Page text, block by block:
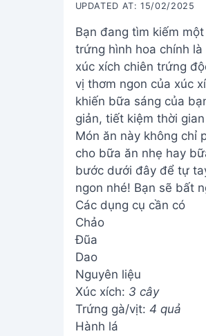
UPDATED AT: 15/02/2025
Bạn đang tìm kiếm
trứng hình hoa chính
xúc xích chiên trứng
vị thơm ngon của xúc
khiến bữa sáng của
giản, tiết kiệm thời
Món ăn này không chỉ
cho bữa ăn nhẹ hay
bước dưới đây để tự
ngon nhé! Bạn sẽ bất
Các dụng cụ cần có
Chảo
Đũa
Dao
Nguyên liệu
Xúc xích: 3 cây
Trứng gà/vịt: 4 quả
Hành lá